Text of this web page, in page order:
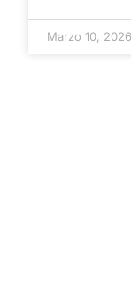
Marzo 10, 2026